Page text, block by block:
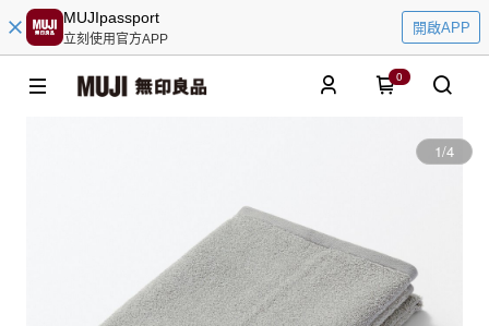
MUJIpassport
立刻使用官方APP
開啟APP
0
1/4